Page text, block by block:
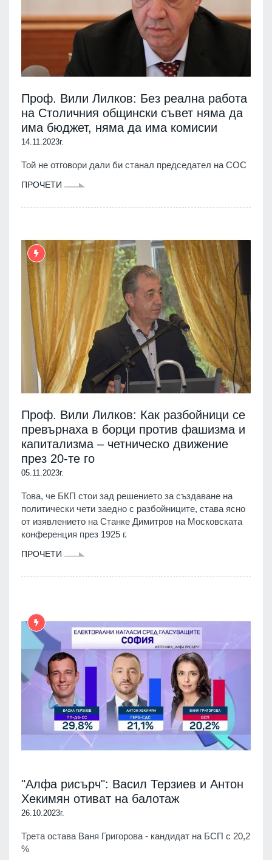
Проф. Вили Лилков: Без реална работа
на Столичния общински съвет няма да
има бюджет, няма да има комисии
14.11.2023г.
Той не отговори дали би станал председател на СОС
ПРОЧЕТИ
Проф. Вили Лилков: Как разбойници се
превърнаха в борци против фашизма и
капитализма – четническо движение
през 20-те го
05.11.2023г.
Това, че БКП стои зад решението за създаване на
политически чети заедно с разбойниците, става ясно
от изявлението на Станке Димитров на Московската
конференция през 1925 г.
ПРОЧЕТИ
"Алфа рисърч": Васил Терзиев и Антон
Хекимян отиват на балотаж
26.10.2023г.
Трета остава Ваня Григорова - кандидат на БСП с 20,2
%